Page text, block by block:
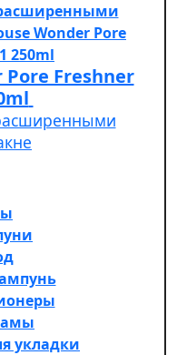
Pore Freshner
укладки